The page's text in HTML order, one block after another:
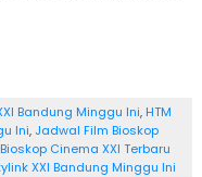
Bandung Minggu Ini, HTM
Ini, Jadwal Film Bioskop
Cinema XXI Terbaru
XXI Bandung Minggu Ini